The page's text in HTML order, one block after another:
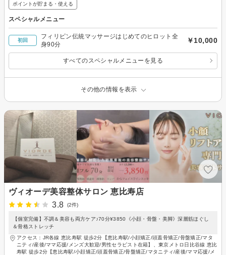
ポイントが貯まる・使える
スペシャルメニュー
初回
フィリピン伝統マッサージはじめてのヒロット全
身90分
￥10,000
すべてのスペシャルメニューを見る
その他の情報を表示
ヴィオーデ美容整体サロン 恵比寿店
3.8
(2件)
【個室完備】不調＆美容も両方ケア♪70分¥3850《小顔・骨盤・美脚》深層筋ほぐし
＆骨格ストレッチ
アクセス：JR各線 恵比寿駅 徒歩2分【恵比寿駅/小顔矯正/頭蓋骨矯正/骨盤矯正/マタ
ニティ/産後/ママ応援/メンズ大歓迎/男性セラピスト在籍】、東京メトロ日比谷線 恵比
寿駅 徒歩2分【恵比寿駅/小顔矯正/頭蓋骨矯正/骨盤矯正/マタニティ/産後/ママ応援/メ